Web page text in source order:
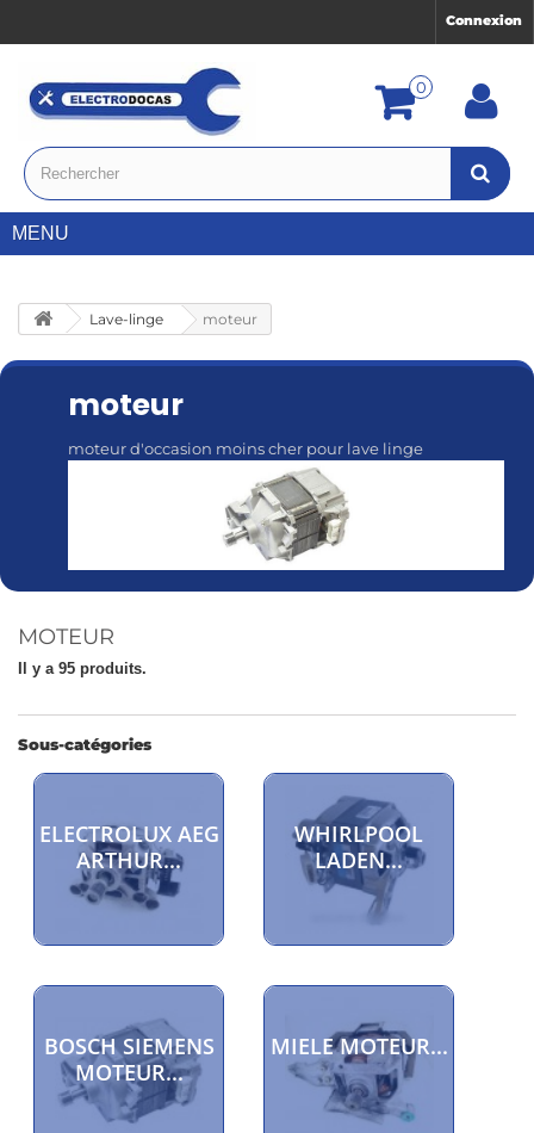
Connexion
0
MENU
Lave-linge moteur
moteur
moteur d'occasion moins cher pour lave linge
MOTEUR
Il y a 95 produits.
Sous-catégories
ELECTROLUX AEG
ARTHUR...
WHIRLPOOL
LADEN...
BOSCH SIEMENS
MOTEUR...
MIELE MOTEUR...